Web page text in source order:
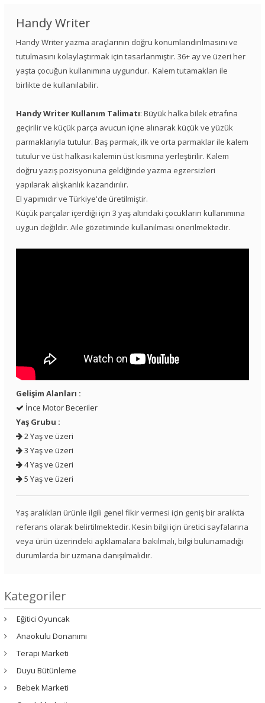
Handy Writer
Handy Writer yazma araçlarının doğru konumlandırılmasını ve
tutulmasını kolaylaştırmak için tasarlanmıştır. 36+ ay ve üzeri her
yaşta çocuğun kullanımına uygundur. Kalem tutamakları ile
birlikte de kullanılabilir.
Handy Writer Kullanım Talimatı: Büyük halka bilek etrafına
geçirilir ve küçük parça avucun içine alınarak küçük ve yüzük
parmaklarıyla tutulur. Baş parmak, ilk ve orta parmaklar ile kalem
tutulur ve üst halkası kalemin üst kısmına yerleştirilir. Kalem
doğru yazış pozisyonuna geldiğinde yazma egzersizleri
yapılarak alışkanlık kazandırılır.
El yapımıdır ve Türkiye'de üretilmiştir.
Küçük parçalar içerdiği için 3 yaş altındaki çocukların kullanımına
uygun değildir. Aile gözetiminde kullanılması önerilmektedir.
Gelişim Alanları :
İnce Motor Beceriler
Yaş Grubu :
2 Yaş ve üzeri
3 Yaş ve üzeri
4 Yaş ve üzeri
5 Yaş ve üzeri
Yaş aralıkları ürünle ilgili genel fikir vermesi için geniş bir aralıkta
referans olarak belirtilmektedir. Kesin bilgi için üretici sayfalarına
veya ürün üzerindeki açıklamalara bakılmalı, bilgi bulunamadığı
durumlarda bir uzmana danışılmalıdır.
Kategoriler
Eğitici Oyuncak
Anaokulu Donanımı
Terapi Marketi
Duyu Bütünleme
Bebek Marketi